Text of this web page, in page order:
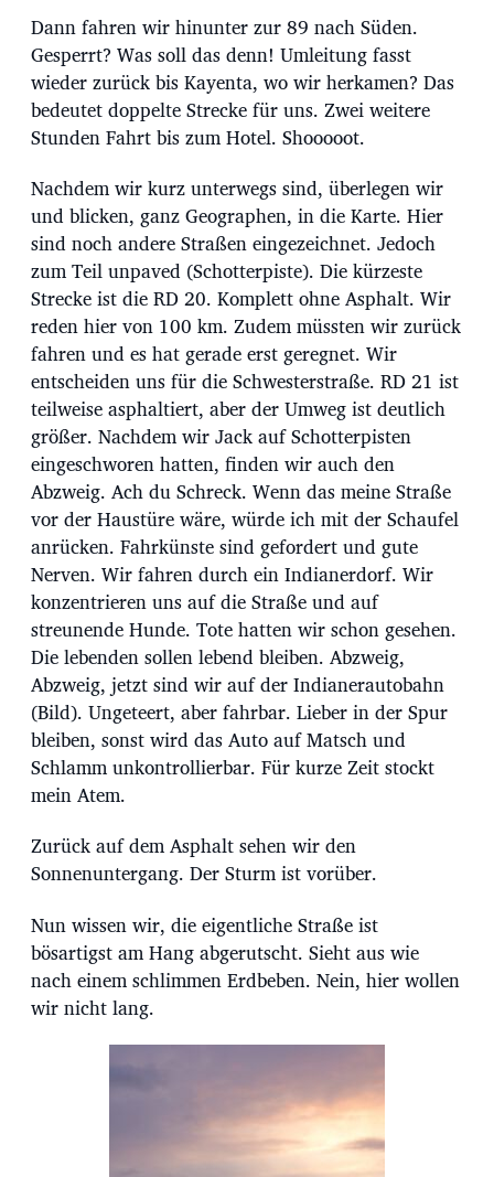
Dann fahren wir hinunter zur 89 nach Süden.
Gesperrt? Was soll das denn! Umleitung fasst
wieder zurück bis Kayenta, wo wir herkamen? Das
bedeutet doppelte Strecke für uns. Zwei weitere
Stunden Fahrt bis zum Hotel. Shooooot.
Nachdem wir kurz unterwegs sind, überlegen wir
und blicken, ganz Geographen, in die Karte. Hier
sind noch andere Straßen eingezeichnet. Jedoch
zum Teil unpaved (Schotterpiste). Die kürzeste
Strecke ist die RD 20. Komplett ohne Asphalt. Wir
reden hier von 100 km. Zudem müssten wir zurück
fahren und es hat gerade erst geregnet. Wir
entscheiden uns für die Schwesterstraße. RD 21 ist
teilweise asphaltiert, aber der Umweg ist deutlich
größer. Nachdem wir Jack auf Schotterpisten
eingeschworen hatten, finden wir auch den
Abzweig. Ach du Schreck. Wenn das meine Straße
vor der Haustüre wäre, würde ich mit der Schaufel
anrücken. Fahrkünste sind gefordert und gute
Nerven. Wir fahren durch ein Indianerdorf. Wir
konzentrieren uns auf die Straße und auf
streunende Hunde. Tote hatten wir schon gesehen.
Die lebenden sollen lebend bleiben. Abzweig,
Abzweig, jetzt sind wir auf der Indianerautobahn
(Bild). Ungeteert, aber fahrbar. Lieber in der Spur
bleiben, sonst wird das Auto auf Matsch und
Schlamm unkontrollierbar. Für kurze Zeit stockt
mein Atem.
Zurück auf dem Asphalt sehen wir den
Sonnenuntergang. Der Sturm ist vorüber.
Nun wissen wir, die eigentliche Straße ist
bösartigst am Hang abgerutscht. Sieht aus wie
nach einem schlimmen Erdbeben. Nein, hier wollen
wir nicht lang.